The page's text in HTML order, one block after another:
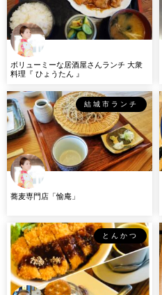
ボリューミーな居酒屋さんランチ 大衆
料理『 ひょうたん 』
結城市ランチ
蕎麦専門店「愉庵」
とんかつ